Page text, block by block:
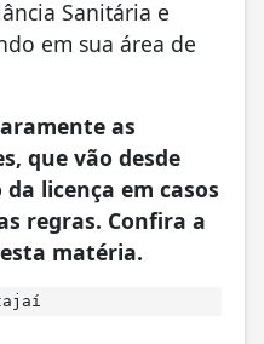
Sanitária e
em sua área de
as
que vão desde
licença em casos
regras. Confira a
matéria.